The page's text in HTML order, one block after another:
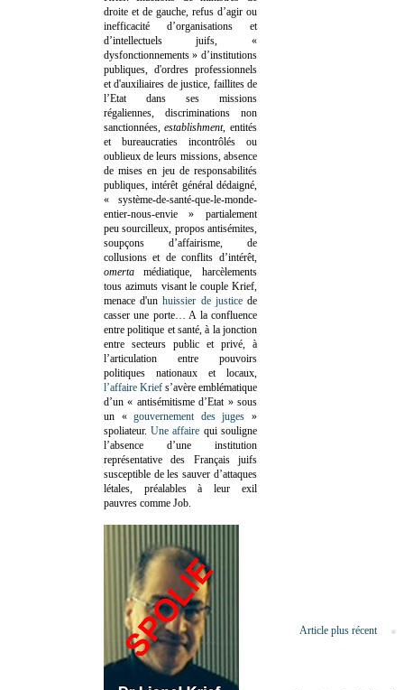
Article plus récent
droite et de gauche, refus d’agir ou
inefficacité d’organisations et
d’intellectuels juifs, «
dysfonctionnements » d’institutions
publiques, d'ordres professionnels
et d'auxiliaires de justice, faillites de
l’Etat dans ses missions
régaliennes, discriminations non
sanctionnées,establishment, entités
et bureaucraties incontrôlés ou
oublieux de leurs missions, absence
de mises en jeu de responsabilités
publiques, intérêt général dédaigné,
« système-de-santé-que-le-monde-
entier-nous-envie » partialement
peu sourcilleux, propos antisémites,
soupçons d’affairisme, de
collusions et de conflits d’intérêt,
omertamédiatique, harcèlements
tous azimuts visant le couple Krief,
menace d'unhuissier de justicede
casser une porte… A la confluence
entre politique et santé, à la jonction
entre secteurs public et privé, à
l’articulation entre pouvoirs
politiques nationaux et locaux,
l’affaire Krief s’avère emblématique
d’un « antisémitisme d’Etat » sous
un «gouvernement des juges »
spoliateur.Une affaire qui souligne
l’absence d’une institution
représentative des Français juifs
susceptible de les sauver d’attaques
létales, préalables à leur exil
pauvres comme Job.